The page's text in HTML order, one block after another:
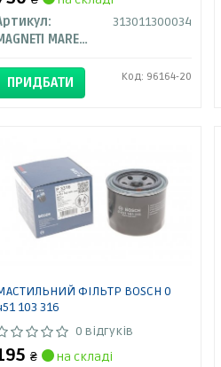
313011300034
MAGNETI MARELLI
ПРИДБАТИ Код: 96164-20
ФІЛЬТР BOSCH 0
103 316
0 відгуків
₴
на складі